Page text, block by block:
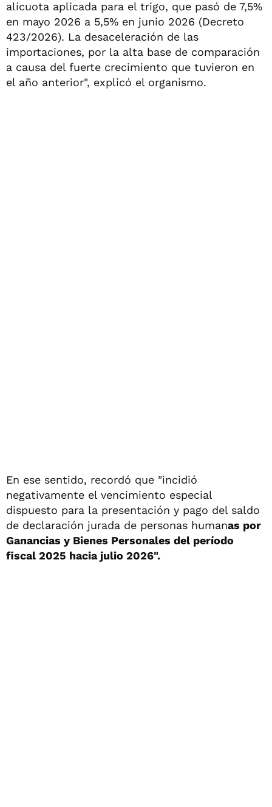
alícuota aplicada para el trigo, que pasó de 7,5%
en mayo 2026 a 5,5% en junio 2026 (Decreto
423/2026). La desaceleración de las
importaciones, por la alta base de comparación
a causa del fuerte crecimiento que tuvieron en
el año anterior", explicó el organismo.
En ese sentido, recordó que "incidió
negativamente el vencimiento especial
dispuesto para la presentación y pago del saldo
de declaración jurada de personas humanas por
Ganancias y Bienes Personales del período
fiscal 2025 hacia julio 2026".